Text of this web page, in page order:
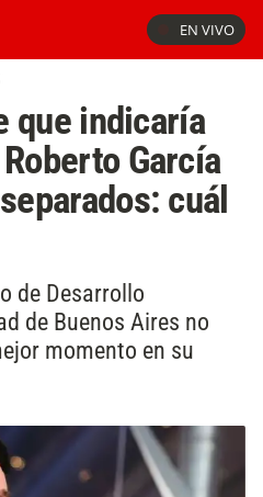
EN VIVO
que indicaría
García
cuál
de Desarrollo
de Buenos Aires no
momento en su